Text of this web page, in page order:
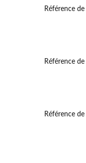
Référence
Référence
Référence